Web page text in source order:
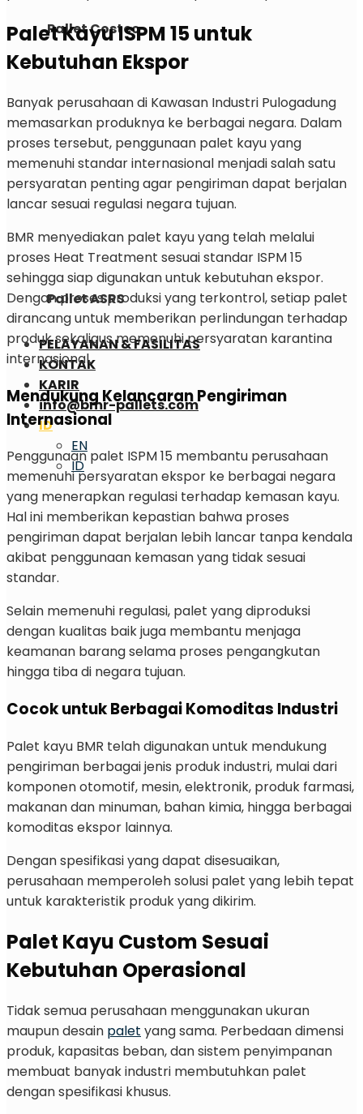
Pallet Costco
Pallet ASRS
PELAYANAN & FASILITAS
KONTAK
KARIR
info@bmr-pallets.com
ID
EN
ID
Palet Kayu ISPM 15 untuk
Kebutuhan Ekspor
Banyak perusahaan di Kawasan Industri Pulogadung
memasarkan produknya ke berbagai negara. Dalam
proses tersebut, penggunaan palet kayu yang
memenuhi standar internasional menjadi salah satu
persyaratan penting agar pengiriman dapat berjalan
lancar sesuai regulasi negara tujuan.
BMR menyediakan palet kayu yang telah melalui
proses Heat Treatment sesuai standar ISPM 15
sehingga siap digunakan untuk kebutuhan ekspor.
Dengan proses produksi yang terkontrol, setiap palet
dirancang untuk memberikan perlindungan terhadap
produk sekaligus memenuhi persyaratan karantina
internasional.
Mendukung Kelancaran Pengiriman
Internasional
Penggunaan palet ISPM 15 membantu perusahaan
memenuhi persyaratan ekspor ke berbagai negara
yang menerapkan regulasi terhadap kemasan kayu.
Hal ini memberikan kepastian bahwa proses
pengiriman dapat berjalan lebih lancar tanpa kendala
akibat penggunaan kemasan yang tidak sesuai
standar.
Selain memenuhi regulasi, palet yang diproduksi
dengan kualitas baik juga membantu menjaga
keamanan barang selama proses pengangkutan
hingga tiba di negara tujuan.
Cocok untuk Berbagai Komoditas Industri
Palet kayu BMR telah digunakan untuk mendukung
pengiriman berbagai jenis produk industri, mulai dari
komponen otomotif, mesin, elektronik, produk farmasi,
makanan dan minuman, bahan kimia, hingga berbagai
komoditas ekspor lainnya.
Dengan spesifikasi yang dapat disesuaikan,
perusahaan memperoleh solusi palet yang lebih tepat
untuk karakteristik produk yang dikirim.
Palet Kayu Custom Sesuai
Kebutuhan Operasional
Tidak semua perusahaan menggunakan ukuran
maupun desain palet yang sama. Perbedaan dimensi
produk, kapasitas beban, dan sistem penyimpanan
membuat banyak industri membutuhkan palet
dengan spesifikasi khusus.